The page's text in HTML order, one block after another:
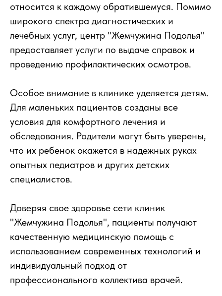
относится к каждому обратившемуся. Помимо
широкого спектра диагностических и
лечебных услуг, центр "Жемчужина Подолья"
предоставляет услуги по выдаче справок и
проведению профилактических осмотров.
Особое внимание в клинике уделяется детям.
Для маленьких пациентов созданы все
условия для комфортного лечения и
обследования. Родители могут быть уверены,
что их ребенок окажется в надежных руках
опытных педиатров и других детских
специалистов.
Доверяя свое здоровье сети клиник
"Жемчужина Подолья", пациенты получают
качественную медицинскую помощь с
использованием современных технологий и
индивидуальный подход от
профессионального коллектива врачей.